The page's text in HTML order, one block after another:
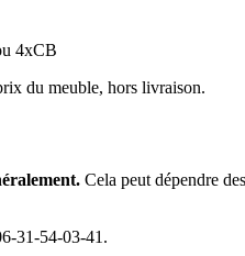
4xCB
du meuble, hors livraison.
. Cela peut dépendre
31-54-03-41.